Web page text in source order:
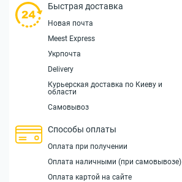
Быстрая доставка
Новая почта
Meest Express
Укрпочта
Delivery
Курьерская доставка по Киеву и
области
Самовывоз
Способы оплаты
Оплата при получении
Оплата наличными (при самовывозе)
Оплата картой на сайте